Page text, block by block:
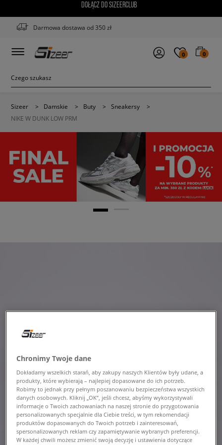
DOŁĄCZ DO SIZEERCLUB
Darmowa dostawa od 350 zł
0 0
Sizeer > Damskie > Buty > Sneakersy
>
NIKE W DUNK LOW PRM
Chronimy Twoje dane
Dokładamy wszelkich starań, aby zakupy naszych Klientów były udane, a
produkty, które wybierają – najlepiej dopasowane do ich potrzeb.
Robimy to jednak przy pełnym poszanowaniu bezpieczeństwa wszystkich
danych osobowych. Kliknij „OK”, jeśli chcesz, abyśmy wykorzystywali
informacje o Twoich zachowaniach na naszej stronie do przygotowania
personalizowanych specjalnie dla Ciebie treści, w tym rekomendacji
produktów dopasowanych do Twoich potrzeb i zainteresowań,
spersonalizowanych reklam czy zapamiętywanie wybranych preferencji.
W każdej chwili możesz zmienić swoją decyzję i ustawienia dotyczące